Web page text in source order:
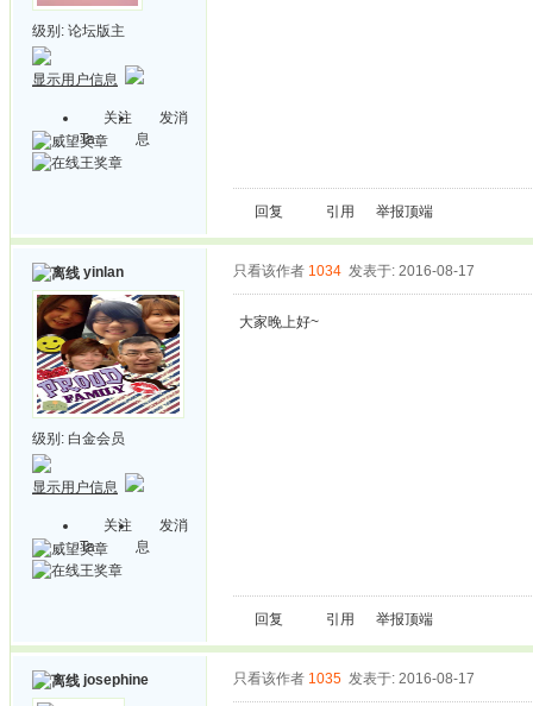
级别: 论坛版主
显示用户信息
关注
Ta
发消
息
回复 引用 举报顶端
yinlan
级别: 白金会员
显示用户信息
关注
Ta
发消
息
只看该作者 1034 发表于: 2016-08-17
大家晚上好~
回复 引用 举报顶端
josephine 只看该作者 1035 发表于: 2016-08-17